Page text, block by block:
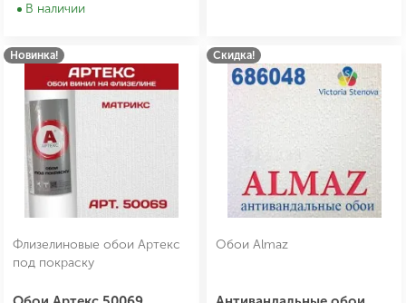
В наличии
Новинка!
Флизелиновые обои Артекс
под покраску
Скидка!
Обои Almaz